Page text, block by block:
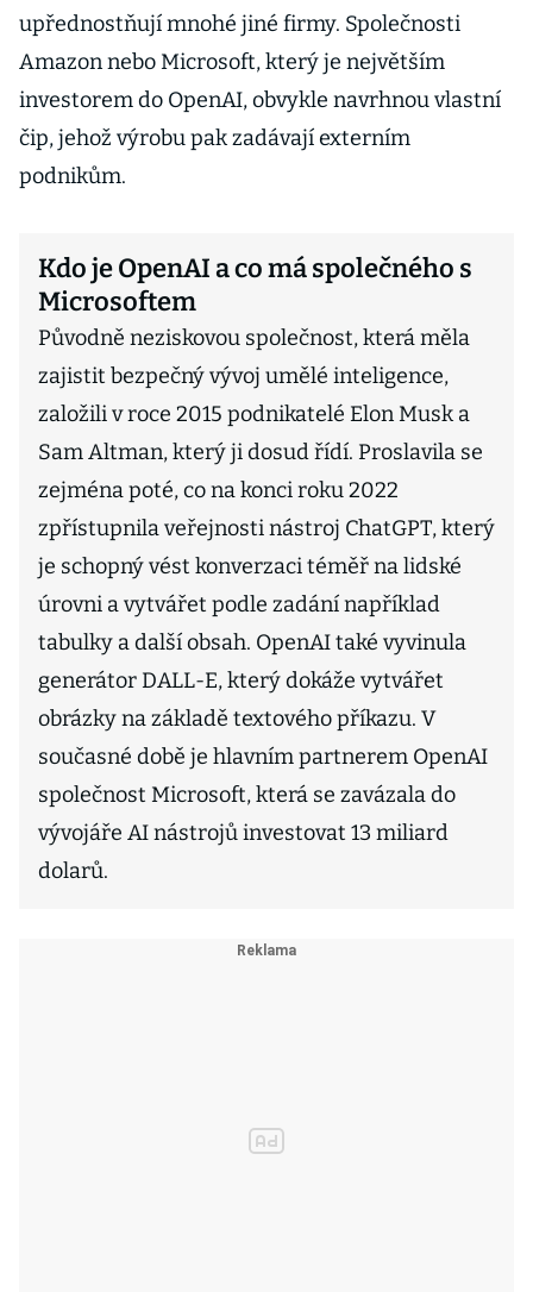
upřednostňují mnohé jiné firmy. Společnosti
Amazon nebo Microsoft, který je největším
investorem do OpenAI, obvykle navrhnou vlastní
čip, jehož výrobu pak zadávají externím
podnikům.
Kdo je OpenAI a co má společného s
Microsoftem
Původně neziskovou společnost, která měla
zajistit bezpečný vývoj umělé inteligence,
založili v roce 2015 podnikatelé Elon Musk a
Sam Altman, který ji dosud řídí. Proslavila se
zejména poté, co na konci roku 2022
zpřístupnila veřejnosti nástroj ChatGPT, který
je schopný vést konverzaci téměř na lidské
úrovni a vytvářet podle zadání například
tabulky a další obsah. OpenAI také vyvinula
generátor DALL-E, který dokáže vytvářet
obrázky na základě textového příkazu. V
současné době je hlavním partnerem OpenAI
společnost Microsoft, která se zavázala do
vývojáře AI nástrojů investovat 13 miliard
dolarů.